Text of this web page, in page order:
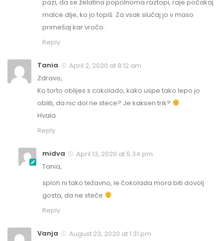
pazi, da se želatina popolnoma raztopi, raje počakaj
malce dlje, ko jo topiš. Za vsak slučaj jo v maso
primešaj kar vročo.
Reply
Tania
April 2, 2020 at 8:12 am
Zdravo,
Ko torto oblijes s cokolado, kako uspe tako lepo jo
obliti, da nic dol ne stece? Je kaksen trik?
Hvala
Reply
midva
April 13, 2020 at 5:34 pm
Tania,
sploh ni tako težavno, le čokolada mora biti dovolj
gosta, da ne steče
Reply
Vanja
August 23, 2020 at 1:31 pm